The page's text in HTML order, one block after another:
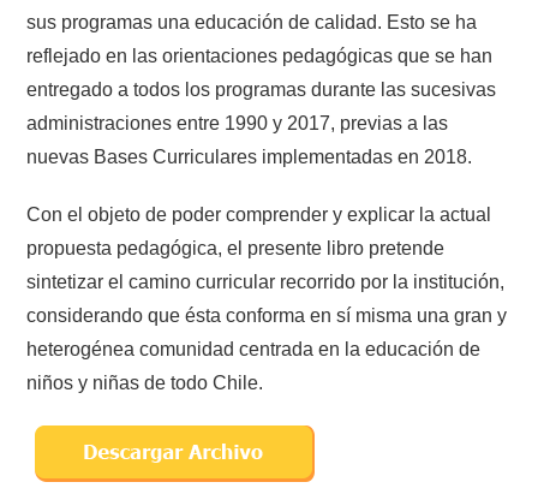
sus programas una educación de calidad. Esto se ha
reflejado en las orientaciones pedagógicas que se han
entregado a todos los programas durante las sucesivas
administraciones entre 1990 y 2017, previas a las
nuevas Bases Curriculares implementadas en 2018.
Con el objeto de poder comprender y explicar la actual
propuesta pedagógica, el presente libro pretende
sintetizar el camino curricular recorrido por la institución,
considerando que ésta conforma en sí misma una gran y
heterogénea comunidad centrada en la educación de
niños y niñas de todo Chile.